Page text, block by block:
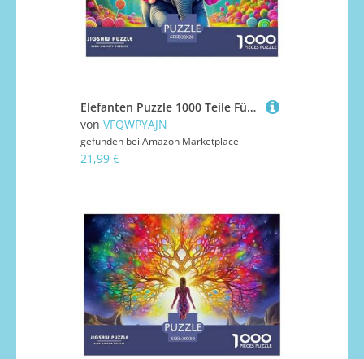
Elefanten Puzzle 1000 Teile Für Erwachsene Puzzles-Geschenk Für Pädagogisches Spiel 38x26cm/1000pcs
von VFQWPYAJN
gefunden bei Amazon Marketplace
21,99 €